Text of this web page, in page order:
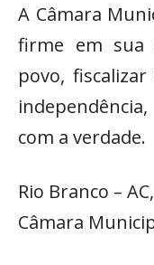
A Câmara
firme em sua
povo,
com a verdade.
Rio Branco –
Câmara